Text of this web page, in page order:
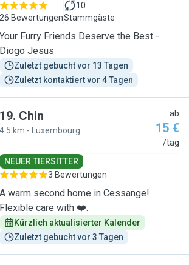
26 Bewertungen
10
Stammgäste
Your Furry Friends Deserve the Best -
Diogo Jesus
Zuletzt gebucht vor 13 Tagen
Zuletzt kontaktiert vor 4 Tagen
19. Chin
4.5 km - Luxembourg
ab
15 €
/tag
NEUER TIERSITTER
3 Bewertungen
A warm second home in Cessange!
Flexible care with ❤️.
Kürzlich aktualisierter Kalender
Zuletzt gebucht vor 3 Tagen